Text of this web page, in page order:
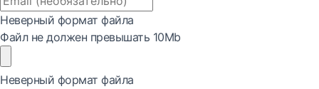
Неверный формат файла
Файл не должен превышать 10Mb
Неверный формат файла